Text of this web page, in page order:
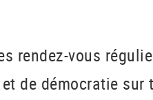
rendez-vous
de démocratie